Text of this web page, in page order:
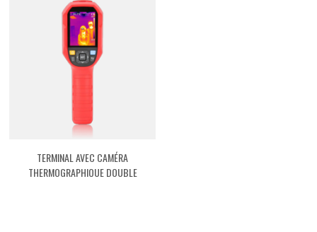
TERMINAL AVEC CAMÉRA
THERMOGRAPHIQUE DOUBLE